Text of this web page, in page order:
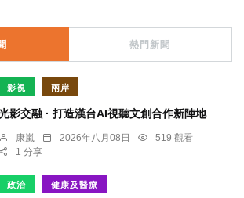
熱門新聞
影視 兩岸
影交融 · 打造漢台AI視聽文創合作新陣地
康嵐 2026年八月08日
519 觀看
1 分享
政治 健康及醫療